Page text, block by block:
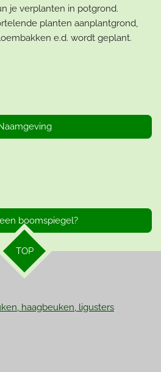
je verplanten in potgrond.
planten aanplantgrond,
e.d. wordt geplant.
boomspiegel?
TOP
haagbeuken, ligusters